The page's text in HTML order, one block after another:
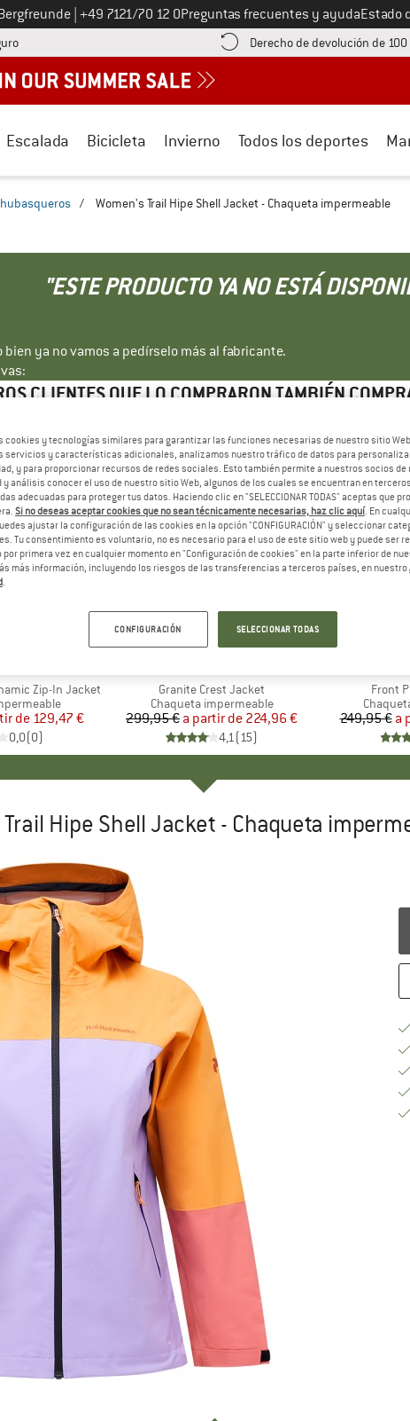
Llámenos al
+49 7121/70 12 0Preguntas frecuentes y ayudaEstado
¡encuentre información sobre el pago aquí! Se abre en una ventana de
Derecho de devolución de
Escalada Bicicleta Invierno Todos los deportes
/ Women's Trail Hipe Shell Jacket - Chaqueta impermeable
"ESTE PRODUCTO YA NO ESTÁ
ya no vamos a pedírselo más al fabricante.
CLIENTES QUE LO COMPRARON TAMBIÉN
Zip-In Jacket
reducido
de 129,47 €
0,0(0)
Artículo
Granite Crest Jacket
Product group
Chaqueta impermeable
Precio
299,95 € Precio reducido
a partir de 224,96 €
4,1(15)
Artículo
Front
Product
249,95 € a
Hipe Shell Jacket - Chaqueta
cookies y tecnologías similares para garantizar las funciones necesarias de nuestro sitio
servicios y características adicionales, analizamos nuestro tráfico de datos para
y para proporcionar recursos de redes sociales. Esto también permite a nuestros socios de
y análisis conocer el uso de nuestro sitio Web, algunos de los cuales se encuentran en
adecuadas para proteger tus datos. Haciendo clic en "SELECCIONAR TODAS" aceptas que
Si no deseas aceptar cookies que no sean técnicamente necesarias, haz clic aquí. En
ajustar la configuración de las cookies en la opción "CONFIGURACIÓN" y seleccionar
Tu consentimiento es voluntario, no es necesario para el uso de este sitio web y puede ser
por primera vez en cualquier momento en "Configuración de cookies" en la parte inferior de
más información, incluyendo los riesgos de las transferencias a terceros países, en nuestro
.
CONFIGURACIÓN SELECCIONAR TODAS